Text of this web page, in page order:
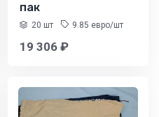
пак
20 шт 9.85 евро/шт
19 306 ₽